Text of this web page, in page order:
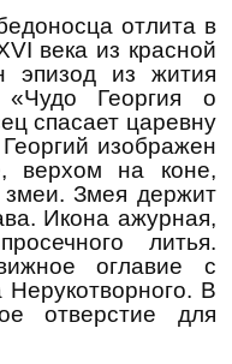
отлита в
века из красной
эпизод из жития
«Чудо Георгия о
спасает царевну
изображен
верхом на коне,
Змея держит
Икона ажурная,
литья.
оглавие с
В
отверстие для